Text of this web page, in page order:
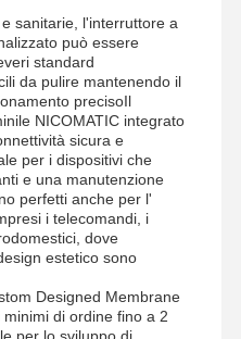
sanitarie, l'interruttore a
può essere
standard
da pulire mantenendo il
precisoIl
NICOMATIC integrato
sicura e
per i dispositivi che
e una manutenzione
perfetti anche per l'
i telecomandi, i
dove
estetico sono
Designed Membrane
di ordine fino a 2
per lo sviluppo di